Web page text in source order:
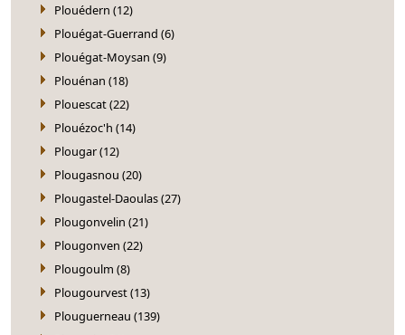
Plouédern (12)
Plouégat-Guerrand (6)
Plouégat-Moysan (9)
Plouénan (18)
Plouescat (22)
Plouézoc'h (14)
Plougar (12)
Plougasnou (20)
Plougastel-Daoulas (27)
Plougonvelin (21)
Plougonven (22)
Plougoulm (8)
Plougourvest (13)
Plouguerneau (139)